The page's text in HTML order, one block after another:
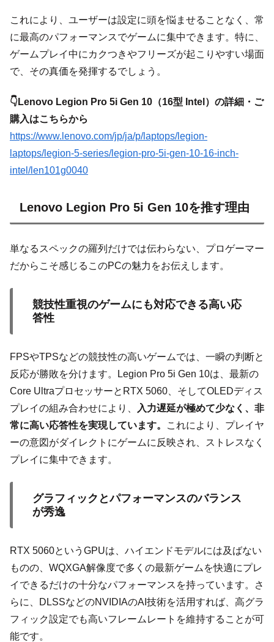
これにより、ユーザーは設定に頭を悩ませることなく、常
に最高のパフォーマンスでゲームに集中できます。特に、
ゲームプレイ中にカクつきやフリーズが起こりやすい場面
で、その真価を発揮するでしょう。
👇Lenovo Legion Pro 5i Gen 10（16型 Intel）の詳細・ご
購入はこちらから
https://www.lenovo.com/jp/ja/p/laptops/legion-
laptops/legion-5-series/legion-pro-5i-gen-10-16-inch-
intel/len101g0040
Lenovo Legion Pro 5i Gen 10を推す理由
単なるスペックの羅列だけでは伝わらない、プロゲーマー
だからこそ感じるこのPCの魅力をお伝えします。
競技性重視のゲームにも対応できる高い応
答性
FPSやTPSなどの競技性の高いゲームでは、一瞬の判断と
反応が勝敗を分けます。Legion Pro 5i Gen 10は、最新の
Core UltraプロセッサーとRTX 5060、そしてOLEDディス
プレイの組み合わせにより、
入力遅延が極めて少なく、非
常に高い応答性を実現しています。
これにより、プレイヤ
ーの意図がダイレクトにゲームに反映され、ストレスなく
プレイに集中できます。
グラフィックとパフォーマンスのバランス
が秀逸
RTX 5060というGPUは、ハイエンドモデルには及ばない
ものの、WQXGA解像度で多くの最新ゲームを快適にプレ
イできるだけの十分なパフォーマンスを持っています。さ
らに、DLSSなどのNVIDIAのAI技術を活用すれば、高グラ
フィック設定でも高いフレームレートを維持することが可
能です。